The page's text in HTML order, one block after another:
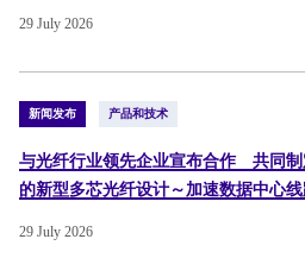
29 July 2026
新闻发布 产品和技术
与光纤行业领先企业宣布合作 共同
的新型多芯光纤设计～加速数据中心
29 July 2026